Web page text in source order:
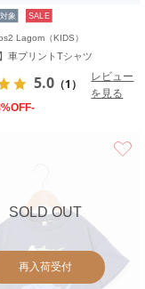
象 SALE
Lagom（KIDS）
車プリントTシャツ
5.0 （1）
レビュー
を見る
SOLD OUT
再入荷受付